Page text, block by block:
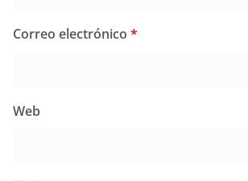
Correo electrónico *
Web